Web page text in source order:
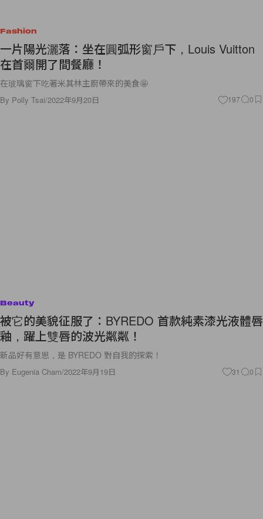
Fashion
一片陽光灑落：坐在圓弧形窗戶下，Louis Vuitton
在首爾開了間餐廳！
在玻璃窗下吃著米其林主廚帶來的美食🤩
By Polly Tsai/2022年9月20日 197 0
Beauty
被它的美貌征服了：BYREDO 首款純素漆光液體唇
釉，躍上雙唇的波光粼粼！
新品好有意思，是 BYREDO 對自我的探索！
By Eugenia Cham/2022年9月19日 31 0